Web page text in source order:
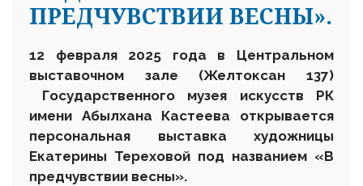
ПРЕДЧУВСТВИИ ВЕСНЫ».
12 февраля 2025 года
в Центральном
выставочном зале (Желтоксан 137)
Государственного музея искусств РК
имени Абылхана Кастеева открывается
персональная выставка художницы
Екатерины Тереховой под названием «В
предчувствии весны».